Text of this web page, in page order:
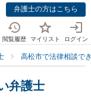
弁護士の方はこちら
閲覧履歴 マイリスト ログイン
高松市で法律相談で
弁護士